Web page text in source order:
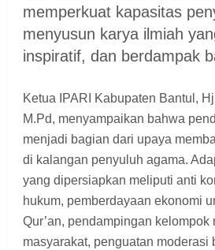
memperkuat kapasitas
menyusun karya ilmiah
inspiratif, dan berdampak
Ketua IPARI Kabupaten Bantul,
M.Pd, menyampaikan bahwa
menjadi bagian dari upaya
di kalangan penyuluh agama.
yang dipersiapkan meliputi anti
hukum, pemberdayaan ekonomi
Qur’an, pendampingan kelompok
masyarakat, penguatan moderasi